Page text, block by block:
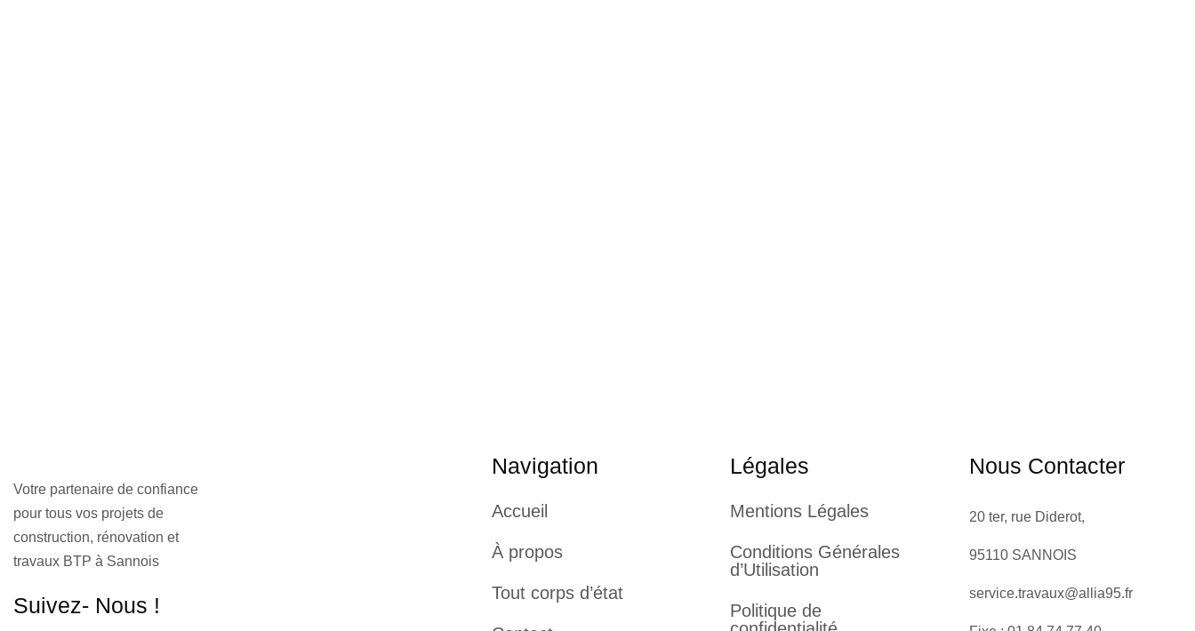
Votre partenaire de confiance
pour tous vos projets de
construction, rénovation et
travaux BTP à Sannois
Suivez- Nous !
Navigation
Accueil
À propos
Tout corps d’état
Légales
Mentions Légales
Conditions Générales
d’Utilisation
Politique de
Nous Contacter
20 ter, rue Diderot,
95110 SANNOIS
service.travaux@allia95.fr